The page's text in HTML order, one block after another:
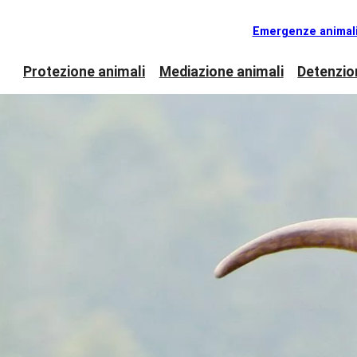
Emergenze
Protezione animali Mediazione animali